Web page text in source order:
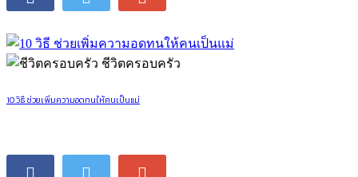
ชีวิตครอบครัว
10 วิธี ช่วยเพิ่มความอดทนให้คนเป็นแม่